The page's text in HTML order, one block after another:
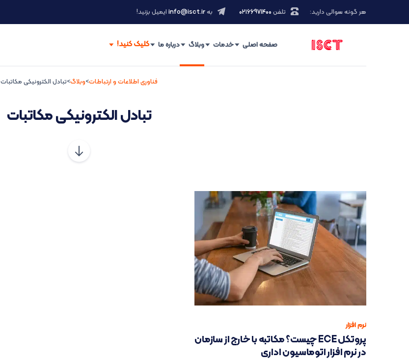
هر گونه سوالی دارید: تلفن ۰۲۱66971400 بهinfo@isct.ir ایمیل بزنید!
صفحه اصلی خدمات وبلاگ درباره ما
فناوری اطلاعات و ارتباطات>وبلاگ>تبادل الکترونیکی مکاتبات
تبادل الکترونیکی مکاتبات
نرم افزار
پروتکل ECE چیست؟ مکاتبه با خارج از سازمان
در نرم افزار اتوماسیون اداری